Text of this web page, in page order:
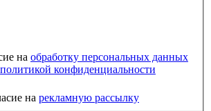
на обработку персональных данных
политикой конфиденциальности
на рекламную рассылку